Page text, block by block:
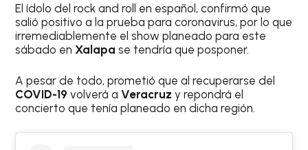
El ídolo del rock and roll en español, confirmó que
salió positivo a la prueba para coronavirus, por lo que
irremediablemente el show planeado para este
sábado enXalapa se tendría que posponer.
A pesar de todo, prometió que al recuperarse del
COVID-19 volverá aVeracruzy repondrá el
concierto que tenía planeado en dicha región.